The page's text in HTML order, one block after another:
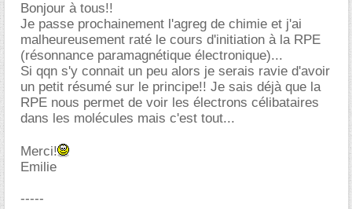
Bonjour à tous!!
Je passe prochainement l'agreg de chimie et j'ai
malheureusement raté le cours d'initiation à la RPE
(résonnance paramagnétique électronique)...
Si qqn s'y connait un peu alors je serais ravie d'avoir
un petit résumé sur le principe!! Je sais déjà que la
RPE nous permet de voir les électrons célibataires
dans les molécules mais c'est tout...
Merci!
Emilie
-----